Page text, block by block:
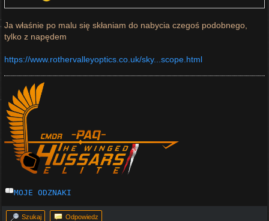
Ja właśnie po malu się skłaniam do nabycia czegoś podobnego,
tylko z napędem
https://www.rothervalleyoptics.co.uk/sky...scope.html
MOJE ODZNAKI
Szukaj Odpowiedz